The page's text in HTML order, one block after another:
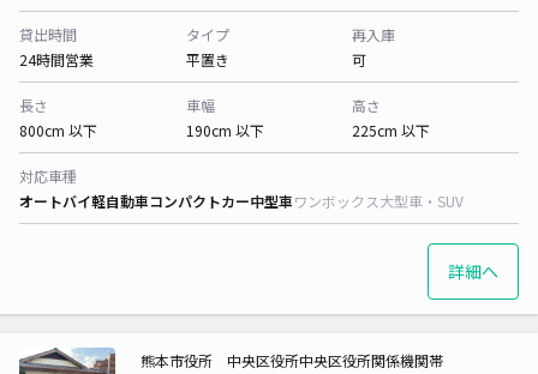
貸出時間
24時間営業
タイプ
平置き
再入庫
可
長さ
800cm 以下
車幅
190cm 以下
高さ
225cm 以下
対応車種
オートバイ軽自動車コンパクトカー中型車ワンボックス大型車・SUV
詳細へ
熊本市役所 中央区役所中央区役所関係機関帯